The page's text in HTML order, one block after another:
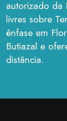
autorizado da
livres sobre
ênfase em
Butiazal e
distância.